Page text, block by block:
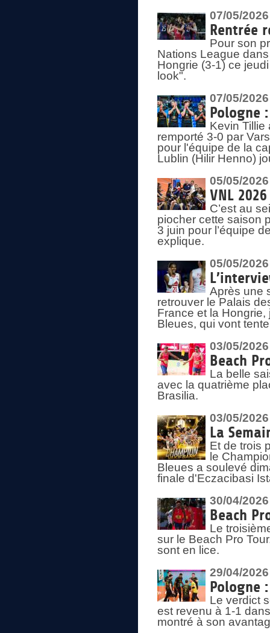
07/05/2026
Rentrée
Pour son
Nations League
Hongrie (3-1) ce
look".
07/05/2026
Pologne
Kevin Tillie
remporté 3-0 par
pour l'équipe de la
Lublin (Hilir Henno)
05/05/2026
VNL
C’est au
piocher cette saison
3 juin pour l’équipe
explique.
05/05/2026
Après une
retrouver le Palais
France et la Hongrie,
Bleues, qui vont
03/05/2026
Beach
La belle
avec la quatrième
Brasilia.
03/05/2026
La
Et de trois
le
Bleues a soulevé
finale d'Eczacibasi
30/04/2026
Beach
Le
sur le Beach Pro
sont en lice.
29/04/2026
Pologne
Le verdict
est revenu à 1-1
montré à son